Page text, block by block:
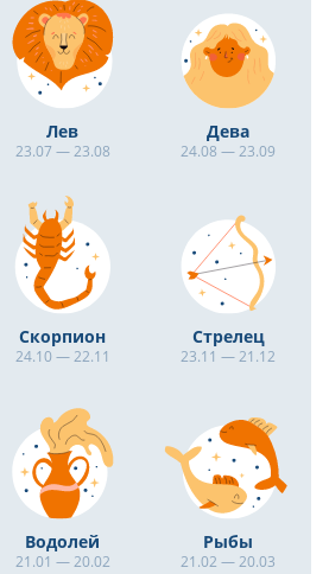
Лев
23.07 — 23.08
Дева
24.08 — 23.09
Скорпион
24.10 — 22.11
Стрелец
23.11 — 21.12
Водолей
21.01 — 20.02
Рыбы
21.02 — 20.03